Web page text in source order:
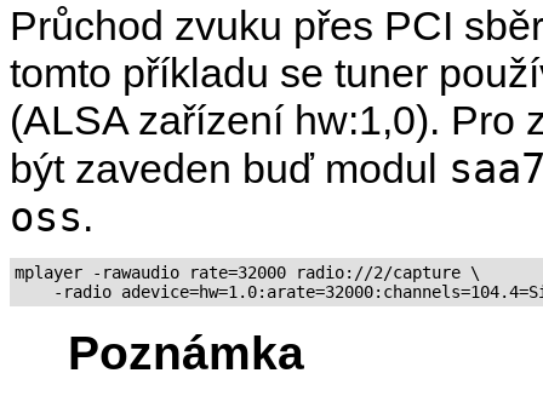
Průchod zvuku přes PCI
tomto příkladu se tuner
(ALSA zařízení hw:1,0). Pro
být zaveden buď modul
oss.
mplayer -rawaudio rate=32000 radio://2/capture \
Poznámka